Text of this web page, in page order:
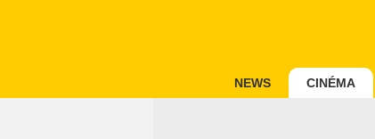
NEWS CINÉMA